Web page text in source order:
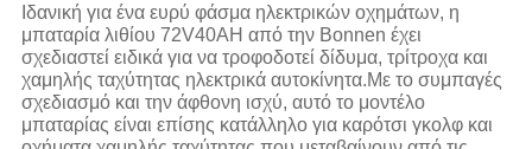
Ιδανική για ένα ευρύ φάσμα ηλεκτρικών οχημάτων, η
μπαταρία λιθίου 72V40AH από την Bonnen έχει
σχεδιαστεί ειδικά για να τροφοδοτεί δίδυμα, τρίτροχα και
χαμηλής ταχύτητας ηλεκτρικά αυτοκίνητα.Με το συμπαγές
σχεδιασμό και την άφθονη ισχύ, αυτό το μοντέλο
μπαταρίας είναι επίσης κατάλληλο για καρότσι γκολφ και